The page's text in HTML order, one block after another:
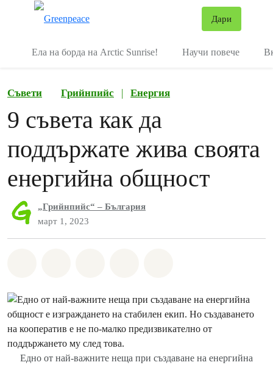
Дари
Ела на борда на Arctic Sunrise! Научи повече
Съвети Грийнпийс | Енергия
9 съвета как да
поддържате жива своята
енергийна общност
„Грийнпийс“ – България
март 1, 2023
Едно от най-важните неща при създаване на енергийна